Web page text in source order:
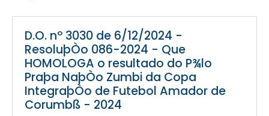
D.O. nº 3030 de 6/12/2024 -
ResoluþÒo 086-2024 - Que
HOMOLOGA o resultado do P¾lo
Praþa NaþÒo Zumbi da Copa
IntegraþÒo de Futebol Amador de
Corumbß - 2024